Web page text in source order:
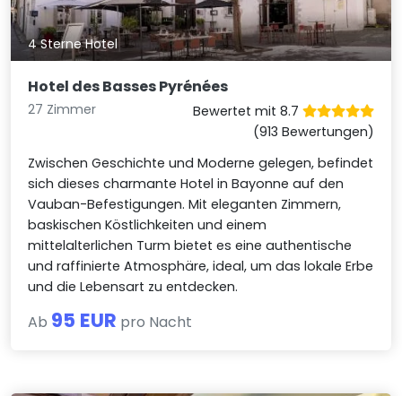
4 Sterne Hotel
Hotel des Basses Pyrénées
27 Zimmer
Bewertet mit 8.7
(913 Bewertungen)
Zwischen Geschichte und Moderne gelegen, befindet
sich dieses charmante Hotel in Bayonne auf den
Vauban-Befestigungen. Mit eleganten Zimmern,
baskischen Köstlichkeiten und einem
mittelalterlichen Turm bietet es eine authentische
und raffinierte Atmosphäre, ideal, um das lokale Erbe
und die Lebensart zu entdecken.
Ab 95 EUR pro Nacht